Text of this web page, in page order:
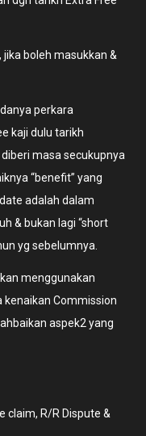
boleh masukkan &
perkara
kaji dulu tarikh
masa secukupnya
“benefit” yang
adalah dalam
& bukan lagi “short
yg sebelumnya.
menggunakan
Commission
aspek2 yang
claim, R/R Dispute &